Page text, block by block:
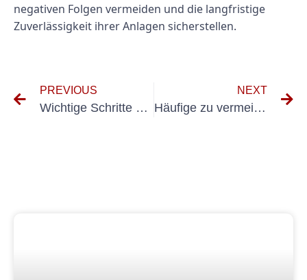
negativen Folgen vermeiden und die langfristige
Zuverlässigkeit ihrer Anlagen sicherstellen.
PREVIOUS
Wichtige Schritte bei der Durchführung von Kontrollen an festen elektrischen Systemen
NEXT
Häufige zu vermeidende Fehler bei der Wiederholungsprüfung VDE 0100 Teil 600